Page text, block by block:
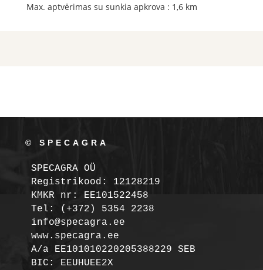
Max. aptvėrimas su sunkia apkrova : 1,6 km
© SPECAGRA
SPECAGRA OÜ
Registrikood: 12128219
KMKR nr: EE101522458
Tel: (+372) 5354 2238
info@specagra.ee
A/a EE101010220205388229 SEB
BIC: EEUHUEE2X